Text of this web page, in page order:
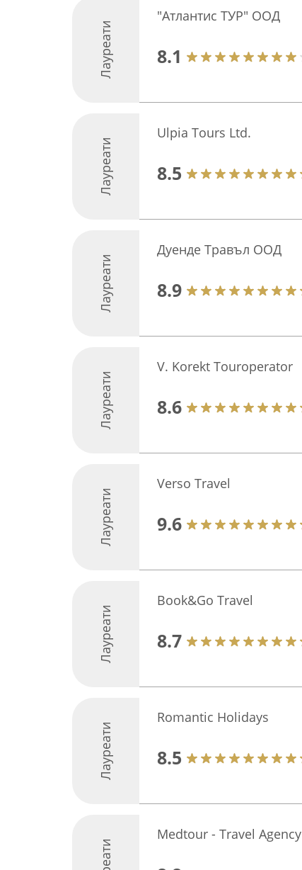
Лауреати
"Атлантис ТУР" ООД
8.1
Лауреати
Ulpia Tours Ltd.
8.5
Лауреати
Дуенде Травъл ООД
8.9
Лауреати
V. Korekt Touroperator
8.6
Лауреати
Verso Travel
9.6
Лауреати
Book&Go Travel
8.7
Лауреати
Romantic Holidays
8.5
Medtour - Тravel Agency